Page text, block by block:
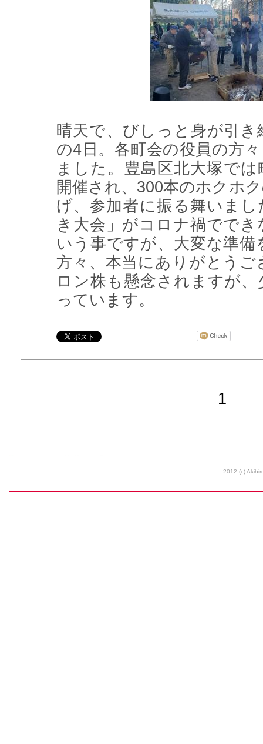
晴天で、びしっと身が引
の4日。各町会の役員の方
ました。豊島区北大塚で
開催され、300本のホクホ
げ、参加者に振る舞いま
き大会」がコロナ禍でで
いう事ですが、大変な準
方々、本当にありがとう
ロン株も懸念されますが
っています。
1
2012 (c)